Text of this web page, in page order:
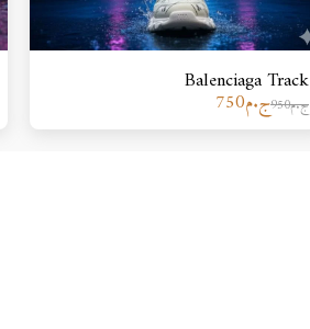
Balenciaga Track
ج.م950ج.م750